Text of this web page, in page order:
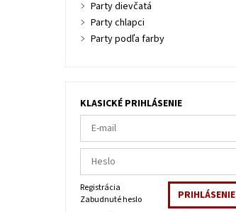
Party dievčatá
Party chlapci
Party podľa farby
KLASICKÉ PRIHLÁSENIE
Registrácia
Zabudnuté heslo